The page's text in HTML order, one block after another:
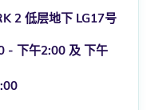
2 低层地下 LG17号
- 下午2:00 及 下午